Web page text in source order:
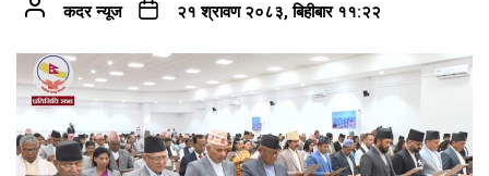
कदर न्यूज २१ श्रावण २०८३, बिहीबार ११:२२